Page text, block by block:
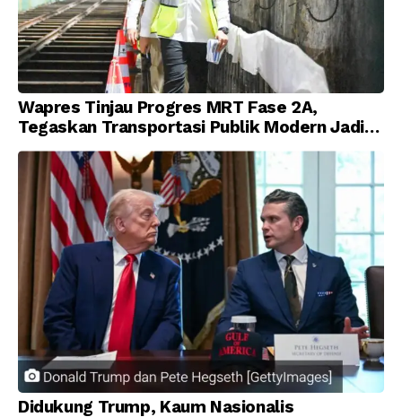
Wapres Tinjau Progres MRT Fase 2A,
Tegaskan Transportasi Publik Modern Jadi
Prioritas Nasional
Didukung Trump, Kaum Nasionalis